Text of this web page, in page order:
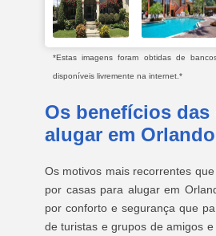
*Estas imagens foram obtidas de
disponíveis livremente na internet.*
Os benefícios das
alugar em
Os motivos mais recorrentes
por casas para alugar em
por conforto e segurança que
de turistas e grupos de amigos